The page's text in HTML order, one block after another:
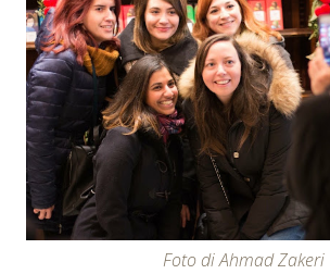
Foto di Ahmad Zakeri